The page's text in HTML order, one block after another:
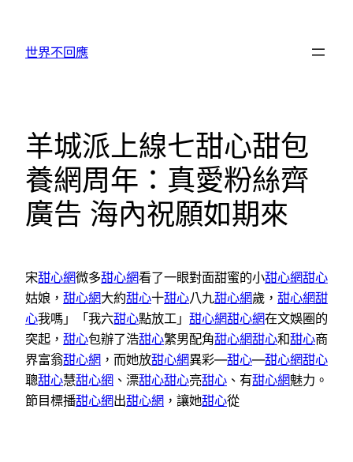
世界不回應
羊城派上線七甜心甜包
養網周年：真愛粉絲齊
廣告 海內祝願如期來
宋甜心網微多甜心網看了一眼對面甜蜜的小甜心網甜心
姑娘， 甜心網大約甜心十甜心八九甜心網歲， 甜心網甜
心我嗎」「我六甜心點放工」 甜心網甜心網在文娛圈的
突起， 甜心包辦了浩甜心繁男配角甜心網甜心和甜心商
界富翁甜心網 ，而她放甜心網異彩—甜心—甜心網甜心
聰甜心慧甜心網 、漂甜心甜心亮甜心 、有甜心網魅力。
節目標播甜心網出甜心網 ，讓她甜心從